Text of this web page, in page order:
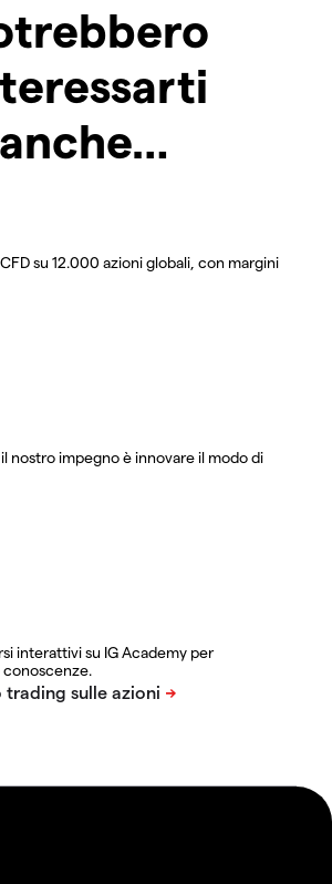
anche…
su 12.000 azioni globali, con margini
nostro impegno è innovare il modo di
interattivi su IG Academy per
conoscenze.